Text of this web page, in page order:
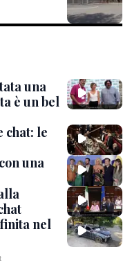
una
è un bel
chat: le
una
nel